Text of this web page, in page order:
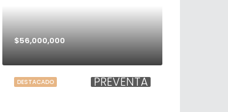
$56,000,000
PREVENTA
DESTACADO